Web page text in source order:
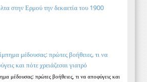
στην Ερμού την δεκαετία του 1900
μέδουσας: πρώτες βοήθειες, τι να
και πότε χρειάζεσαι γιατρό
μέδουσας: πρώτες βοήθειες, τι να αποφύγεις και